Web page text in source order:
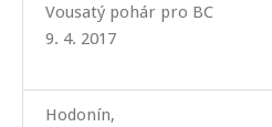
Vousatý pohár pro BC
9. 4. 2017
Hodonín,